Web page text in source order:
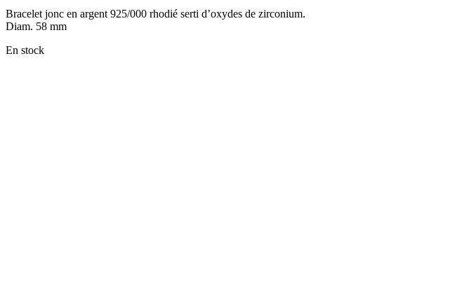
Bracelet jonc en argent 925/000 rhodié serti d’oxydes de zirconium.
Diam. 58 mm
En stock